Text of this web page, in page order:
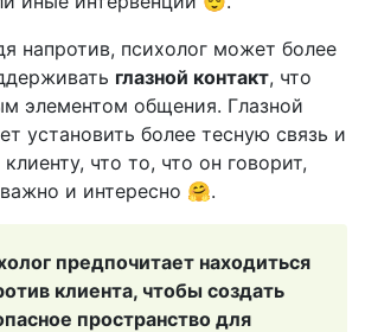
напротив, психолог может более
глазной контакт, что
элементом общения. Глазной
установить более тесную связь и
что то, что он говорит,
и интересно 🤗.
предпочитает находиться
клиента, чтобы создать
пространство для